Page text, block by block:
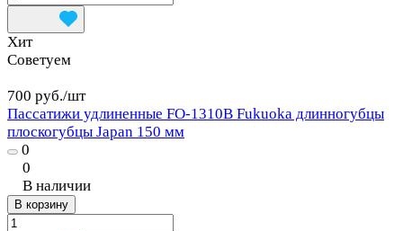
Хит
Советуем
700 руб./шт
Пассатижи удлиненные FO-1310B Fukuoka длинногубцы
плоскогубцы Japan 150 мм
0
0
В наличии
В корзину